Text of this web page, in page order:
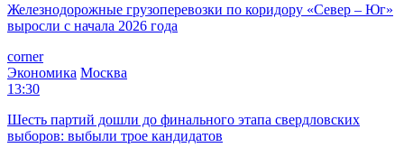
Железнодорожные грузоперевозки по коридору «Север – Юг»
выросли с начала 2026 года
corner
Экономика Москва
13:30
Шесть партий дошли до финального этапа свердловских
выборов: выбыли трое кандидатов